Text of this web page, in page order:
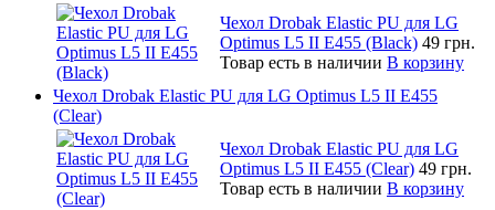
Чехол Drobak Elastic PU для LG
Optimus L5 II E455 (Black) 49 грн.
Товар есть в наличии В корзину
Чехол Drobak Elastic PU для LG Optimus L5 II E455
(Clear)
Чехол Drobak Elastic PU для LG
Optimus L5 II E455 (Clear) 49 грн.
Товар есть в наличии В корзину